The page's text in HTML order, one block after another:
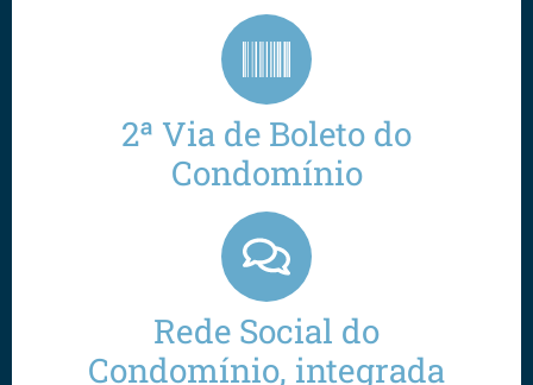
2ª Via de Boleto do
Condomínio
Rede Social do
Condomínio, integrada